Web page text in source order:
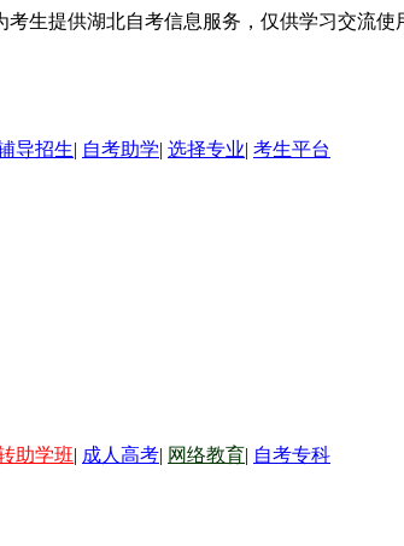
生提供湖北自考信息服务，仅供学习交流使
导招生| 自考助学| 选择专业| 考生平台
助学班| 成人高考| 网络教育| 自考专科